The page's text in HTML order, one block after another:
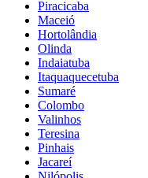
Piracicaba
Maceió
Hortolândia
Olinda
Indaiatuba
Itaquaquecetuba
Sumaré
Colombo
Valinhos
Teresina
Pinhais
Jacareí